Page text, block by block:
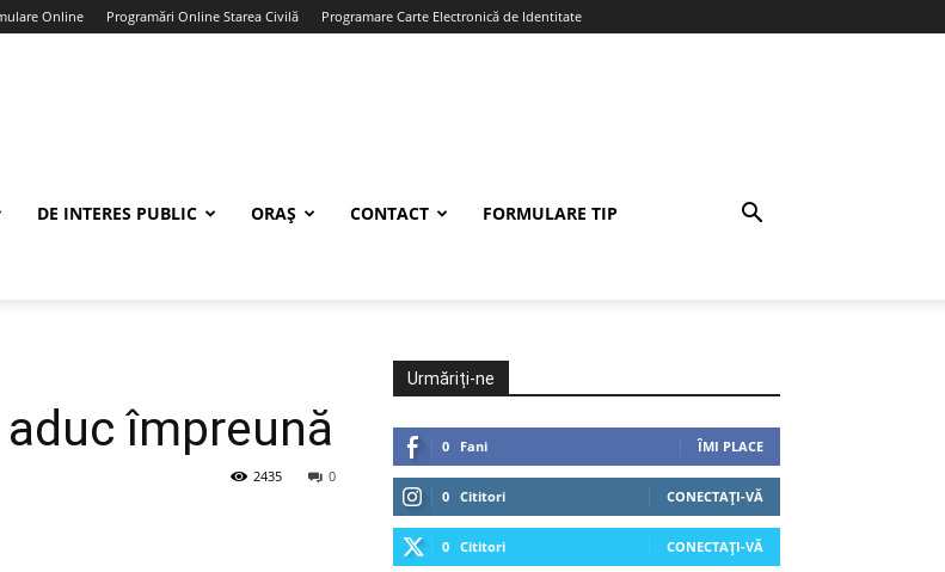
Online Programări Online Starea Civilă Programare Carte Electronică de Identitate
DE INTERES PUBLIC ORAȘ CONTACT FORMULARE TIP
împreună
0
2435
Urmăriți-ne
0 Fani ÎMI PLACE
0 Cititori CONECTAȚI-VĂ
0 Cititori CONECTAȚI-VĂ